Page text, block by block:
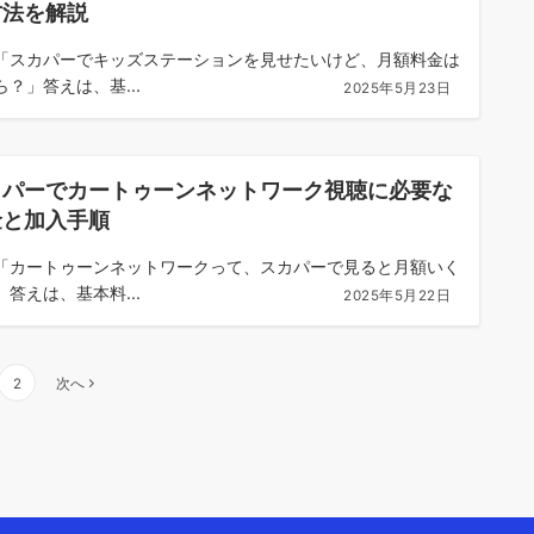
を解説
スカパーでキッズステーションを見せたいけど、月額料金は
？」答えは、基...
2025年5月23日
ーでカートゥーンネットワーク視聴に必要な
加入手順
カートゥーンネットワークって、スカパーで見ると月額いく
答えは、基本料...
2025年5月22日
2 次へ